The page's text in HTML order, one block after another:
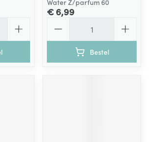
Water Z/parfum 60
€ 6,99
Bestel